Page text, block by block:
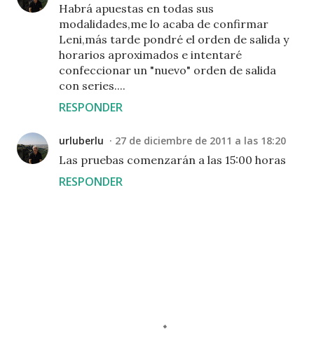
Habrá apuestas en todas sus
modalidades,me lo acaba de confirmar
Leni,más tarde pondré el orden de salida y
horarios aproximados e intentaré
confeccionar un "nuevo" orden de salida
con series....
RESPONDER
urluberlu 27 de diciembre de 2011 a las 18:20
Las pruebas comenzarán a las 15:00 horas
RESPONDER